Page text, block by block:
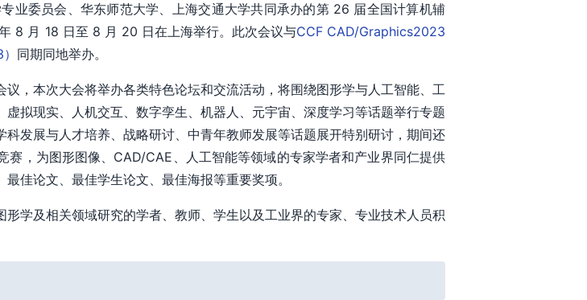
业委员会、华东师范大学、上海交通大学共同承办的第 26 届全国计算机辅
8 月 18 日至 8 月 20 日在上海举行。此次会议与CCF CAD/Graphics2023
同期同地举办。
，本次大会将举办各类特色论坛和交流活动，将围绕图形学与人工智能、工
拟现实、人机交互、数字孪生、机器人、元宇宙、深度学习等话题举行专题
发展与人才培养、战略研讨、中青年教师发展等话题展开特别研讨，期间还
，为图形图像、CAD/CAE、人工智能等领域的专家学者和产业界同仁提供
佳论文、最佳学生论文、最佳海报等重要奖项。
学及相关领域研究的学者、教师、学生以及工业界的专家、专业技术人员积